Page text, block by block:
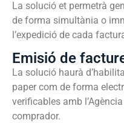
La solució et permetrà
de forma simultània o
l’expedició de cada
Emisió de
La solució haurà
paper com de forma
verificables amb
comprador.